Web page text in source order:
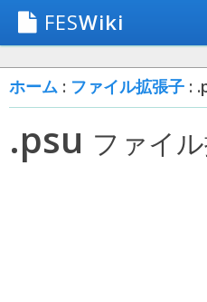
FESWiki
ホーム : ファイル拡張子 :
.psu ファイ